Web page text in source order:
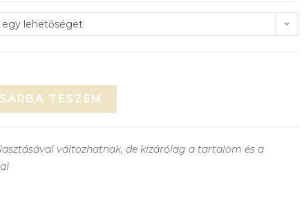
egy lehetőséget
TESZEM
változhatnak, de kizárólag a tartalom és a